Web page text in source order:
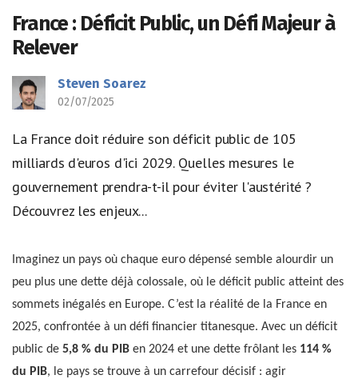
France : Déficit Public, un Défi Majeur à
Relever
Steven Soarez
02/07/2025
La France doit réduire son déficit public de 105
milliards d'euros d'ici 2029. Quelles mesures le
gouvernement prendra-t-il pour éviter l'austérité ?
Découvrez les enjeux...
Imaginez un pays où chaque euro dépensé semble alourdir un
peu plus une dette déjà colossale, où le déficit public atteint des
sommets inégalés en Europe. C’est la réalité de la France en
2025, confrontée à un défi financier titanesque. Avec un déficit
public de 5,8 % du PIB en 2024 et une dette frôlant les 114 %
du PIB, le pays se trouve à un carrefour décisif : agir